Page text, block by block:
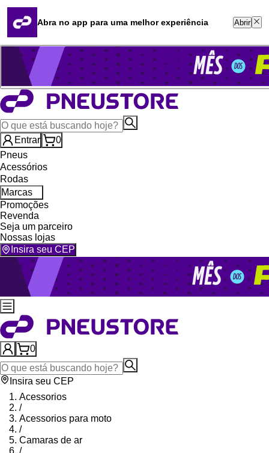
Quero revender
Blog
Whatsapp (16) 99764-8401
Televendas (47) 3046-2551
Entrar
0
Pneus
Acessórios
Rodas
Marcas
Promoções
Revenda
Seja um parceiro
Nossas lojas
Insira seu CEP
0
Insira seu CEP
Acessorios
/
Acessorios para moto
/
Camaras de ar
/
Abra no app para uma melhor experiência Abrir